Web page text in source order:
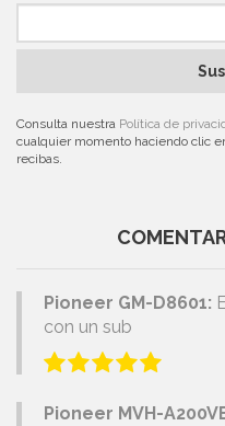
Consulta nuestra Política de
cualquier momento haciendo clic
recibas.
Pioneer GM-D8601:
con un sub
Pioneer MVH-